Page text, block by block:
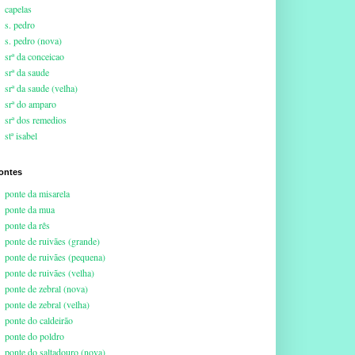
capelas
s. pedro
s. pedro (nova)
srª da conceicao
srª da saude
srª da saude (velha)
srª do amparo
srª dos remedios
stª isabel
ponte da misarela
ponte da mua
ponte da rês
ponte de ruivães (grande)
ponte de ruivães (pequena)
ponte de ruivães (velha)
ponte de zebral (nova)
ponte de zebral (velha)
ponte do caldeirão
ponte do poldro
ponte do saltadouro (nova)